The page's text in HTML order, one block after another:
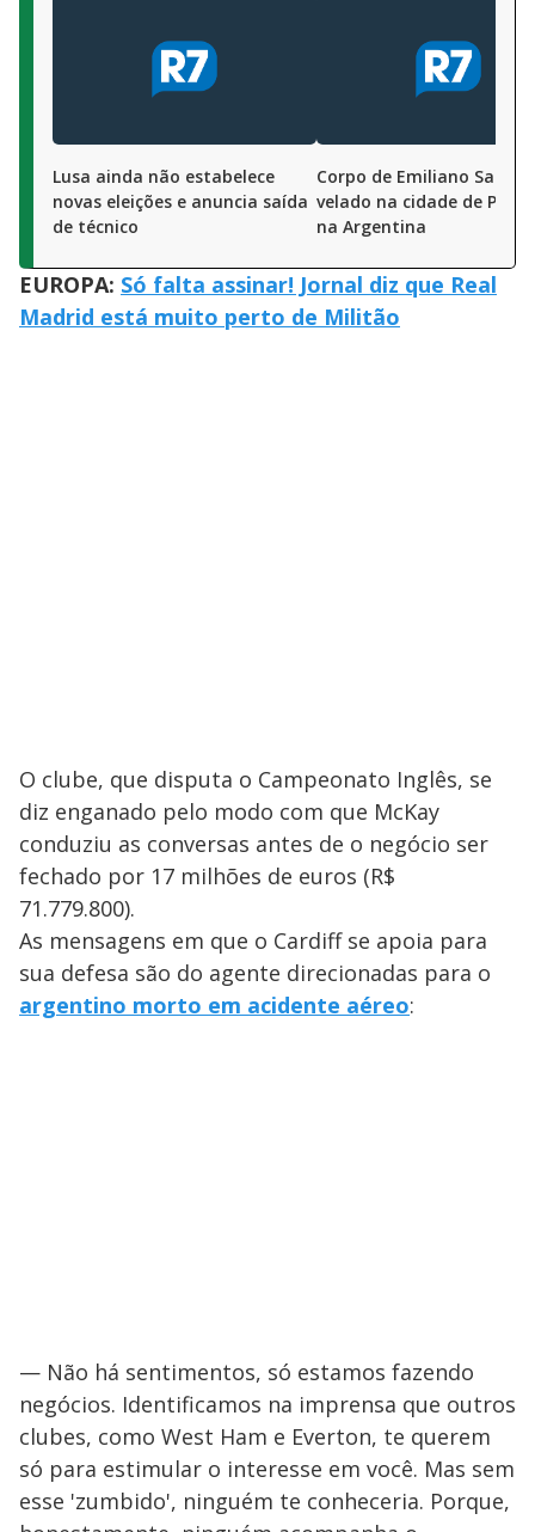
Lusa ainda não estabelece
novas eleições e anuncia saída
de técnico
Corpo de Emiliano Sala é
velado na cidade de
na Argentina
EUROPA: Só falta assinar! Jornal diz que Real
Madrid está muito perto de Militão
O clube, que disputa o Campeonato Inglês, se
diz enganado pelo modo com que McKay
conduziu as conversas antes de o negócio ser
fechado por 17 milhões de euros (R$
71.779.800).
As mensagens em que o Cardiff se apoia para
sua defesa são do agente direcionadas para o
argentino morto em acidente aéreo:
— Não há sentimentos, só estamos fazendo
negócios. Identificamos na imprensa que outros
clubes, como West Ham e Everton, te querem
só para estimular o interesse em você. Mas sem
esse 'zumbido', ninguém te conheceria. Porque,